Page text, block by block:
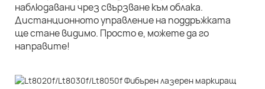
наблюдавани чрез свързване към облака.
Дистанционното управление на поддръжката
ще стане видимо. Просто е, можете да го
направите!